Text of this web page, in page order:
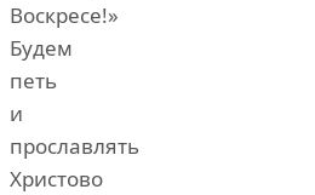
Воскресе!»
Будем
петь
и
прославлять
Христово